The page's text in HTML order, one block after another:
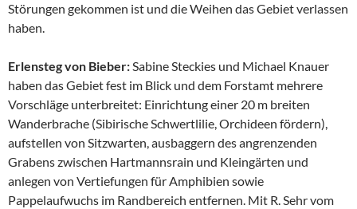
Störungen gekommen ist und die Weihen das Gebiet verlassen
haben.
Erlensteg von Bieber:Sabine Steckies und Michael Knauer
haben das Gebiet fest im Blick und dem Forstamt mehrere
Vorschläge unterbreitet: Einrichtung einer 20 m breiten
Wanderbrache (Sibirische Schwertlilie, Orchideen fördern),
aufstellen von Sitzwarten, ausbaggern des angrenzenden
Grabens zwischen Hartmannsrain und Kleingärten und
anlegen von Vertiefungen für Amphibien sowie
Pappelaufwuchs im Randbereich entfernen. Mit R. Sehr vom